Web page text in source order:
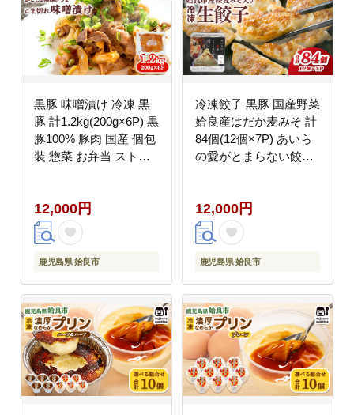
黒豚 味噌漬け 冷凍 黒
豚 計1.2kg(200g×6P) 黒
豚100% 豚肉 国産 個包
装 惣菜 お弁当 ストッ
12,000円
鹿児島県 姶良市
冷凍餃子 黒豚 国産野菜
姶良産はだか麦みそ 計
84個(12個×7P) あいら
の愛がとまらない餃子
ィー (a836)
12,000円
鹿児島県 姶良市